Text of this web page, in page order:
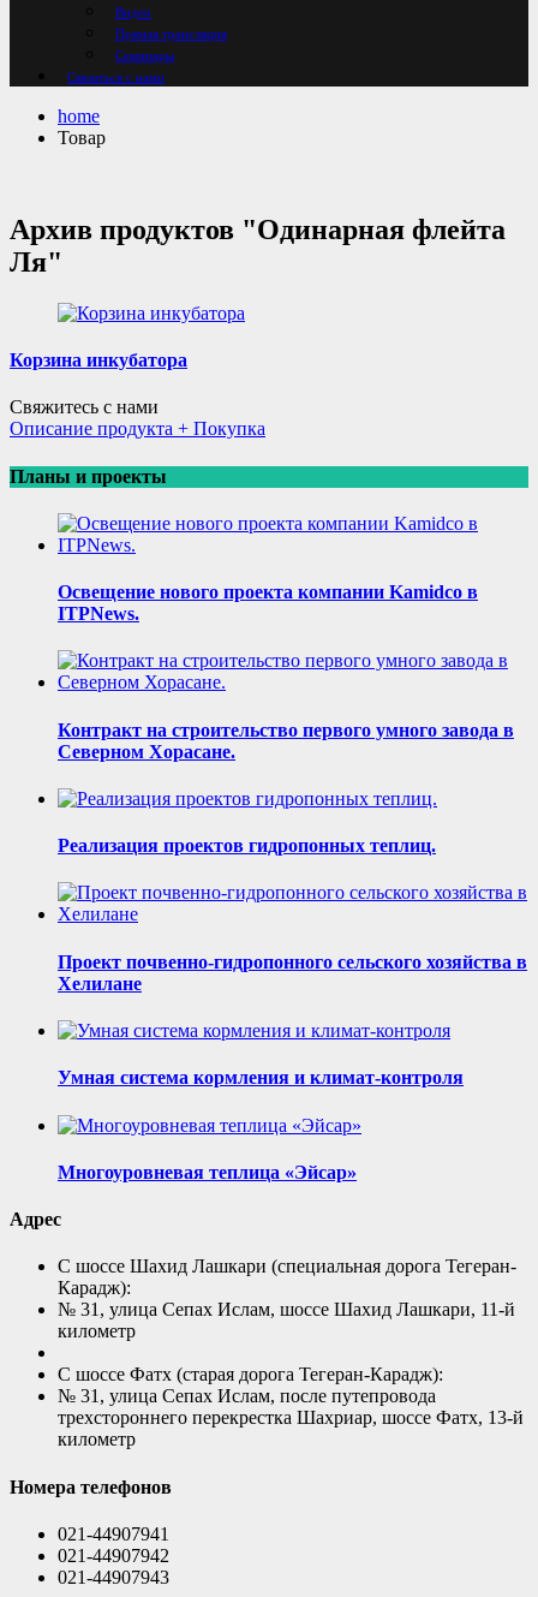
Видео
Прямая трансляция
Семинары
Связаться с нами
home
Товар
Архив продуктов "Одинарная флейта
Ля"
Корзина инкубатора
Свяжитесь с нами
Описание продукта + Покупка
Планы и проекты
Освещение нового проекта компании Kamidco в
ITPNews.
Контракт на строительство первого умного завода в
Северном Хорасане.
Реализация проектов гидропонных теплиц.
Проект почвенно-гидропонного сельского хозяйства в
Хелилане
Умная система кормления и климат-контроля
Многоуровневая теплица «Эйсар»
Адрес
С шоссе Шахид Лашкари (специальная дорога Тегеран-
Карадж):
№ 31, улица Сепах Ислам, шоссе Шахид Лашкари, 11-й
километр
С шоссе Фатх (старая дорога Тегеран-Карадж):
№ 31, улица Сепах Ислам, после путепровода
трехстороннего перекрестка Шахриар, шоссе Фатх, 13-й
километр
Номера телефонов
021-44907941
021-44907942
021-44907943